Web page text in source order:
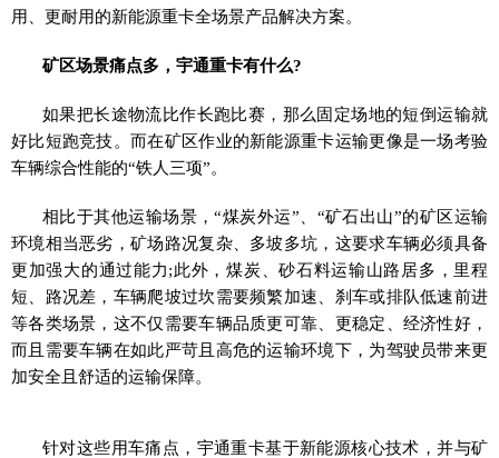
用、更耐用的新能源重卡全场景产品解决方案。
矿区场景痛点多，宇通重卡有什么?
如果把长途物流比作长跑比赛，那么固定场地的短倒运输就
好比短跑竞技。而在矿区作业的新能源重卡运输更像是一场考验
车辆综合性能的“铁人三项”。
相比于其他运输场景，“煤炭外运”、“矿石出山”的矿区运输
环境相当恶劣，矿场路况复杂、多坡多坑，这要求车辆必须具备
更加强大的通过能力;此外，煤炭、砂石料运输山路居多，里程
短、路况差，车辆爬坡过坎需要频繁加速、刹车或排队低速前进
等各类场景，这不仅需要车辆品质更可靠、更稳定、经济性好，
而且需要车辆在如此严苛且高危的运输环境下，为驾驶员带来更
加安全且舒适的运输保障。
针对这些用车痛点，宇通重卡基于新能源核心技术，并与矿